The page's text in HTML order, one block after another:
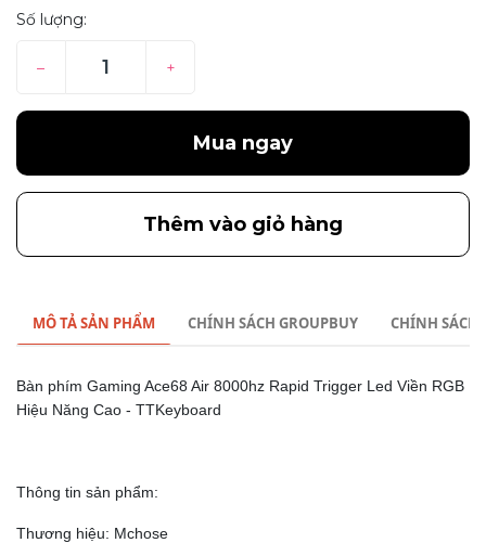
Số lượng:
– +
Mua ngay
Thêm vào giỏ hàng
MÔ TẢ SẢN PHẨM CHÍNH SÁCH GROUPBUY CHÍNH SÁCH
Bàn phím Gaming Ace68 Air 8000hz Rapid Trigger Led Viền RGB
Hiệu Năng Cao - TTKeyboard
Thông tin sản phẩm:
Thương hiệu: Mchose